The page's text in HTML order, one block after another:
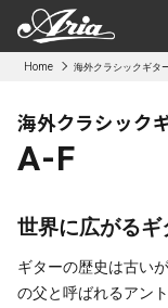
Home 海外クラシックギタ
海外クラシック
A-F
世界に広がる
ギターの歴史は古い
の父と呼ばれるアン